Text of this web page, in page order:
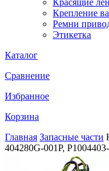
Красящие
Крепление
Ремни
Этикетка
Каталог
Сравнение
Избранное
Корзина
Главная Запасные части
404280G-001P,